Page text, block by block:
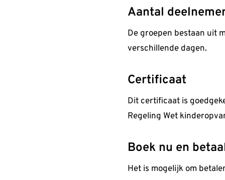
Aantal
De groepen bestaan uit
verschillende dagen.
Certificaat
Dit certificaat is
Regeling Wet
Boek nu en
Het is mogelijk om